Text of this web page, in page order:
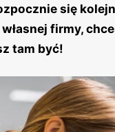
się
firmy,
tam być!